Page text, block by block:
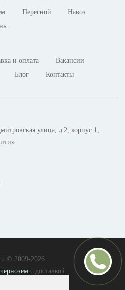
Перегной
Навоз
и оплата
Вакансии
Блог Контакты
улица, д 2, корпус 1,
© 2009-2026
черноземс доставкой.